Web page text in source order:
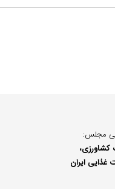
مجلس:
کشاورزی،
غذایی ایران